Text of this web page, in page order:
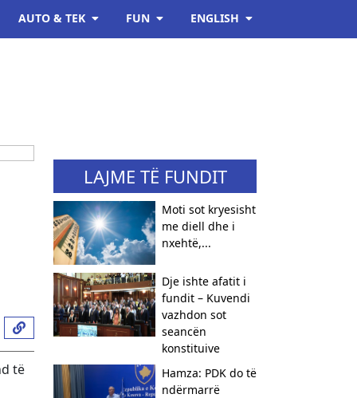
AUTO & TEK FUN ENGLISH
të
LAJME TË FUNDIT
Moti sot kryesisht
me diell dhe i
nxehtë,...
Dje ishte afatit i
fundit – Kuvendi
vazhdon sot
seancën
konstituive
Hamza: PDK do të
ndërmarrë